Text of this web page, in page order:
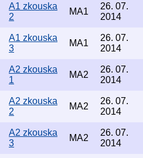
A1 zkouska
2
MA1
26. 07.
2014
A1 zkouska
3
MA1
26. 07.
2014
A2 zkouska
1
MA2
26. 07.
2014
A2 zkouska
2
MA2
26. 07.
2014
A2 zkouska
3
MA2
26. 07.
2014